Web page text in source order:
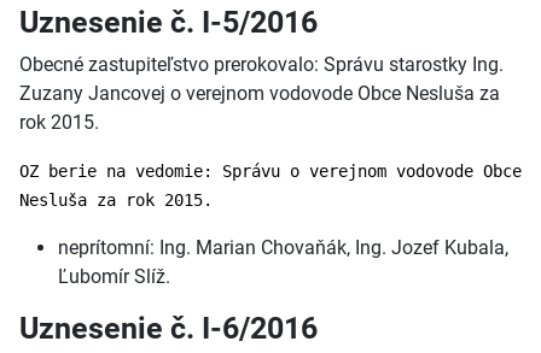
Uznesenie č. I-5/2016
Obecné zastupiteľstvo prerokovalo: Správu starostky Ing.
Zuzany Jancovej o verejnom vodovode Obce Nesluša za
rok 2015.
OZ berie na vedomie: Správu o verejnom vodovode Obce
Nesluša za rok 2015.
neprítomní: Ing. Marian Chovaňák, Ing. Jozef Kubala,
Ľubomír Slíž.
Uznesenie č. I-6/2016